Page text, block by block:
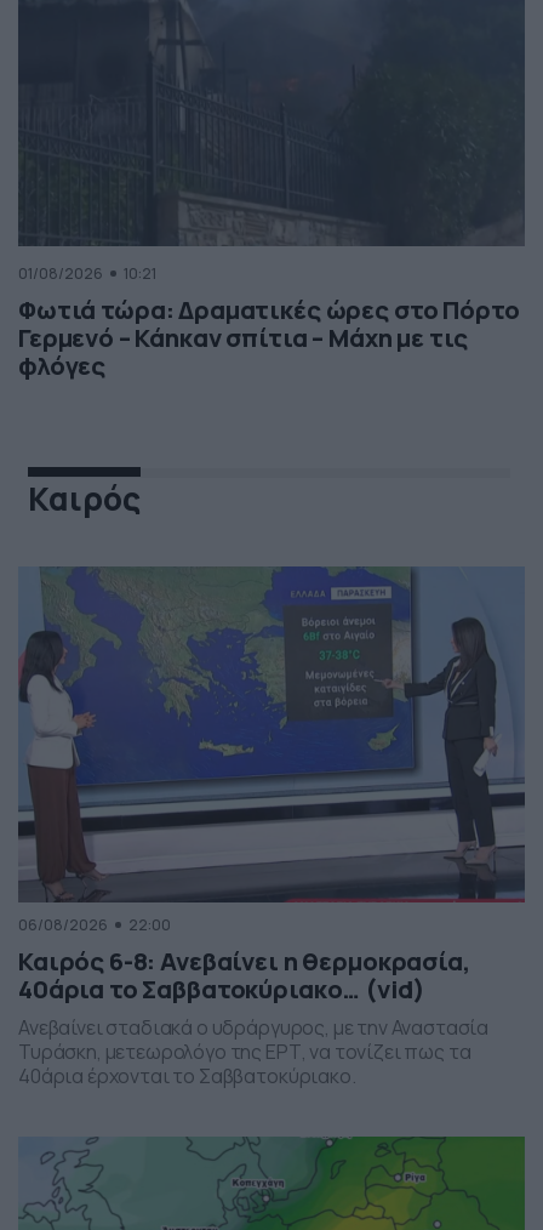
01/08/2026 10:21
Φωτιά τώρα: Δραματικές ώρες στο Πόρτο
Γερμενό – Κάηκαν σπίτια – Μάχη με τις
φλόγες
Καιρός
06/08/2026 22:00
Καιρός 6-8: Ανεβαίνει η θερμοκρασία,
40άρια το Σαββατοκύριακο… (vid)
Ανεβαίνει σταδιακά ο υδράργυρος, με την Αναστασία
Τυράσκη, μετεωρολόγο της ΕΡΤ, να τονίζει πως τα
40άρια έρχονται το Σαββατοκύριακο.